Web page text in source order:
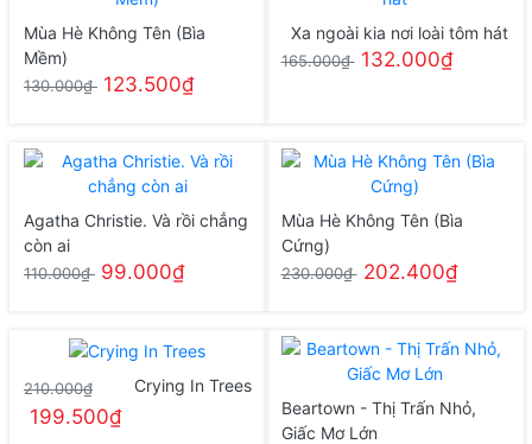
Mùa Hè Không Tên (Bìa
Mềm)
130.000₫ 123.500₫
Xa ngoài kia nơi loài tôm hát
165.000₫ 132.000₫
Agatha Christie. Và rồi chẳng
còn ai
110.000₫ 99.000₫
Mùa Hè Không Tên (Bìa
Cứng)
230.000₫ 202.400₫
Crying In Trees
210.000₫
199.500₫
Beartown - Thị Trấn Nhỏ,
Giấc Mơ Lớn